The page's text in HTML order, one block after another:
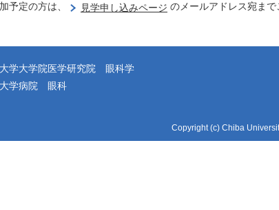
予定の方は、
見学申し込みページ のメールアドレス宛まで
学大学院医学研究院 眼科学
学病院 眼科
Copyright (c) Chiba